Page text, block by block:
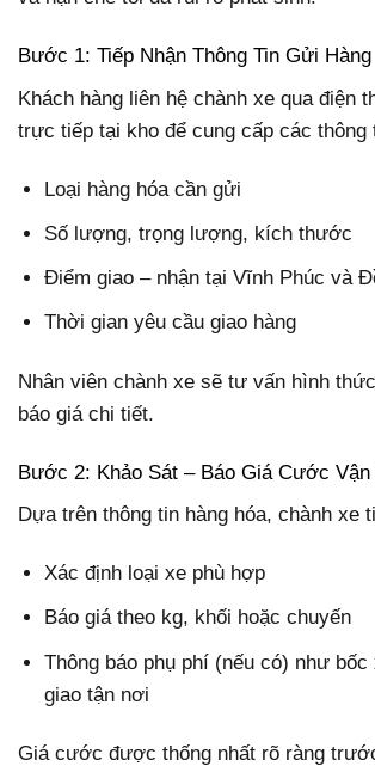
Bước 1: Tiếp Nhận Thông Tin Gửi Hàng
Khách hàng liên hệ chành xe qua điện
trực tiếp tại kho để cung cấp các thông
Loại hàng hóa cần gửi
Số lượng, trọng lượng, kích thước
Điểm giao – nhận tại Vĩnh Phúc và
Thời gian yêu cầu giao hàng
Nhân viên chành xe sẽ tư vấn hình
báo giá chi tiết.
Bước 2: Khảo Sát – Báo Giá Cước Vận
Dựa trên thông tin hàng hóa, chành xe
Xác định loại xe phù hợp
Báo giá theo kg, khối hoặc chuyến
Thông báo phụ phí (nếu có) như bốc
giao tận nơi
Giá cước được thống nhất rõ ràng